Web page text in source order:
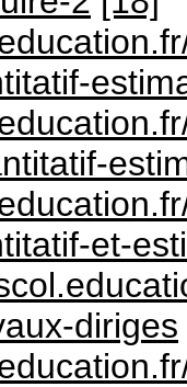
et-
diriges